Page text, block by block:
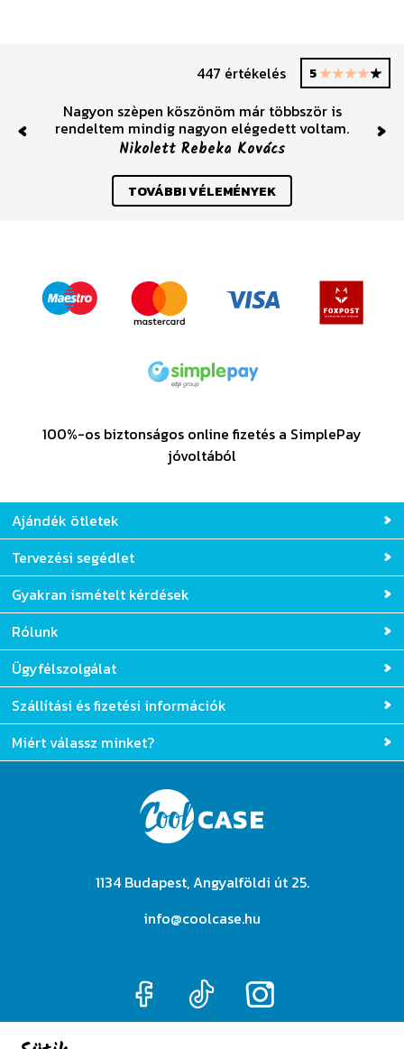
447 értékelés 5
Nagyon szèpen köszönöm már többször is
rendeltem mindig nagyon elégedett voltam.
Nikolett Rebeka Kovács
Previous
TOVÁBBI VÉLEMÉNYEK
100%-os biztonságos online fizetés a SimplePay
jóvoltából
Ajándék ötletek
Tervezési segédlet
Gyakran ismételt kérdések
Rólunk
Ügyfélszolgálat
Szállítási és fizetési információk
Miért válassz minket?
1134 Budapest, Angyalföldi út 25.
info@coolcase.hu